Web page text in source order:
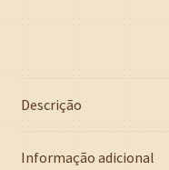
Descrição
Informação adicional